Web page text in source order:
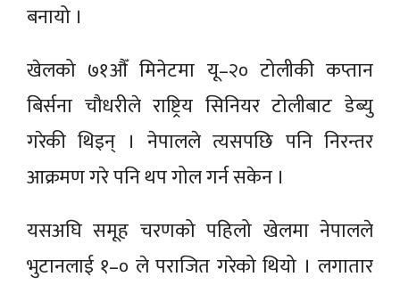
बनायो ।
खेलको ७१औँ मिनेटमा यू–२० टोलीकी कप्तान
बिर्सना चौधरीले राष्ट्रिय सिनियर टोलीबाट डेब्यु
गरेकी थिइन् । नेपालले त्यसपछि पनि निरन्तर
आक्रमण गरे पनि थप गोल गर्न सकेन ।
यसअघि समूह चरणको पहिलो खेलमा नेपालले
भुटानलाई १–० ले पराजित गरेको थियो । लगातार